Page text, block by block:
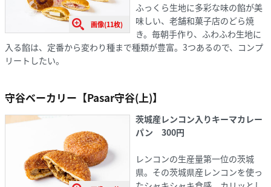
画像(11枚)
ふっくら生地に多彩な味の餡が美
味しい、老舗和菓子店のどら焼
き。毎朝手作り、ふわふわ生地に
入る餡は、定番から変わり種まで種類が豊富。3つあるので、コンプ
リートしたい。
守谷ベーカリー【Pasar守谷(上)】
茨城産レンコン入りキーマカレー
パン 300円
レンコンの生産量第一位の茨城
県。その茨城県産レンコンを使っ